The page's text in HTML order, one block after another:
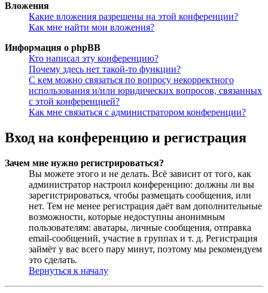
Вложения
Какие вложения разрешены на этой конференции?
Как мне найти мои вложения?
Информация о phpBB
Кто написал эту конференцию?
Почему здесь нет такой-то функции?
С кем можно связаться по вопросу некорректного
использования и/или юридических вопросов, связанных
с этой конференцией?
Как мне связаться с администратором конференции?
Вход на конференцию и регистрация
Зачем мне нужно регистрироваться?
Вы можете этого и не делать. Всё зависит от того, как
администратор настроил конференцию: должны ли вы
зарегистрироваться, чтобы размещать сообщения, или
нет. Тем не менее регистрация даёт вам дополнительные
возможности, которые недоступны анонимным
пользователям: аватары, личные сообщения, отправка
email-сообщений, участие в группах и т. д. Регистрация
займёт у вас всего пару минут, поэтому мы рекомендуем
это сделать.
Вернуться к началу